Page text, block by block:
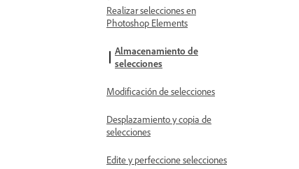
Realizar selecciones en
Photoshop Elements
Almacenamiento de
selecciones
Modificación de selecciones
Desplazamiento y copia de
selecciones
Edite y perfeccione selecciones